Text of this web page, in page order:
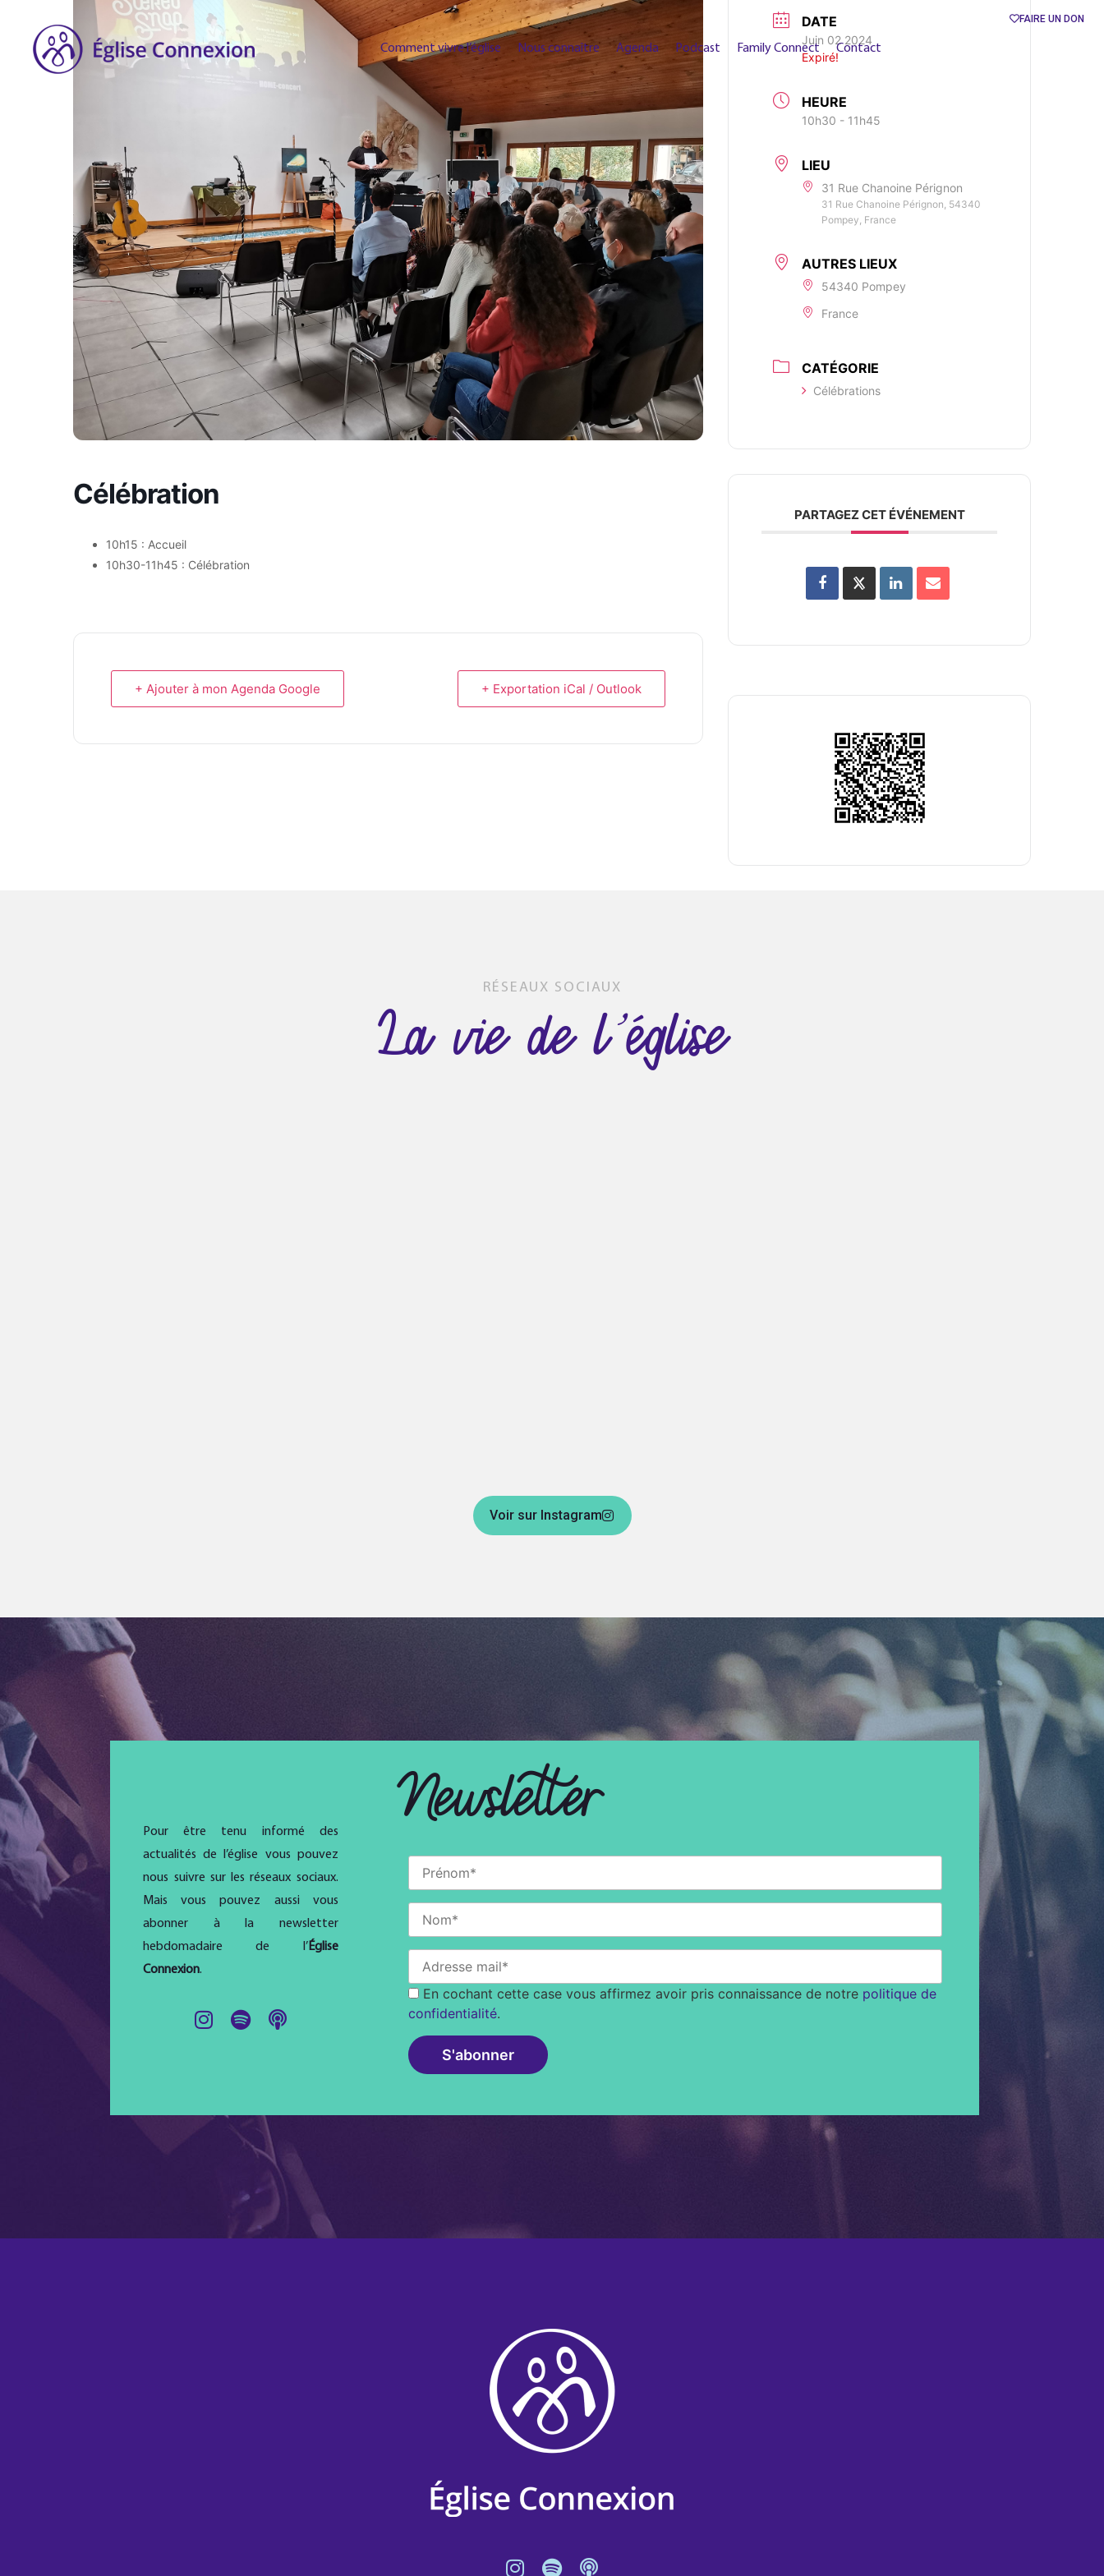
FAIRE UN DON
Comment vivre l’église Nous connaître Agenda Podcast Family Connect Contact
Célébration
10h15 : Accueil
10h30-11h45 : Célébration
+ Ajouter à mon Agenda Google + Exportation iCal / Outlook
DATE
Juin 02 2024
Expiré!
HEURE
10h30 - 11h45
LIEU
31 Rue Chanoine Pérignon
31 Rue Chanoine Pérignon, 54340
Pompey, France
AUTRES LIEUX
54340 Pompey
France
CATÉGORIE
Célébrations
PARTAGEZ CET ÉVÉNEMENT
RÉSEAUX SOCIAUX
La vie de l’église
Voir sur Instagram
Pour être tenu informé des
actualités de l’église vous pouvez
nous suivre sur les réseaux sociaux.
Mais vous pouvez aussi vous
abonner à la newsletter
hebdomadaire de l’Église
Connexion.
Newsletter
En cochant cette case vous affirmez avoir pris connaissance de notre politique de
confidentialité.